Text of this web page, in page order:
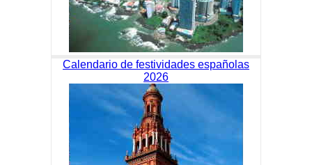
Calendario de festividades españolas
2026